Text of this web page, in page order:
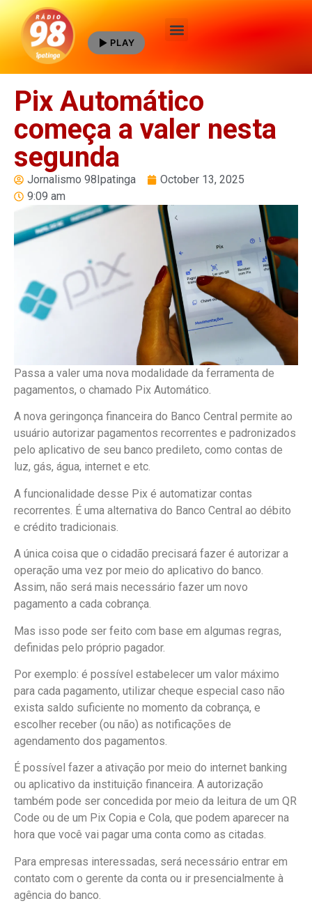
PLAY
Pix Automático
começa a valer nesta
segunda
Jornalismo 98Ipatinga
October 13, 2025
9:09 am
Passa a valer uma nova modalidade da ferramenta de
pagamentos, o chamado Pix Automático.
A nova geringonça financeira do Banco Central permite ao
usuário autorizar pagamentos recorrentes e padronizados
pelo aplicativo de seu banco predileto, como contas de
luz, gás, água, internet e etc.
A funcionalidade desse Pix é automatizar contas
recorrentes. É uma alternativa do Banco Central ao débito
e crédito tradicionais.
A única coisa que o cidadão precisará fazer é autorizar a
operação uma vez por meio do aplicativo do banco.
Assim, não será mais necessário fazer um novo
pagamento a cada cobrança.
Mas isso pode ser feito com base em algumas regras,
definidas pelo próprio pagador.
Por exemplo: é possível estabelecer um valor máximo
para cada pagamento, utilizar cheque especial caso não
exista saldo suficiente no momento da cobrança, e
escolher receber (ou não) as notificações de
agendamento dos pagamentos.
É possível fazer a ativação por meio do internet banking
ou aplicativo da instituição financeira. A autorização
também pode ser concedida por meio da leitura de um QR
Code ou de um Pix Copia e Cola, que podem aparecer na
hora que você vai pagar uma conta como as citadas.
Para empresas interessadas, será necessário entrar em
contato com o gerente da conta ou ir presencialmente à
agência do banco.